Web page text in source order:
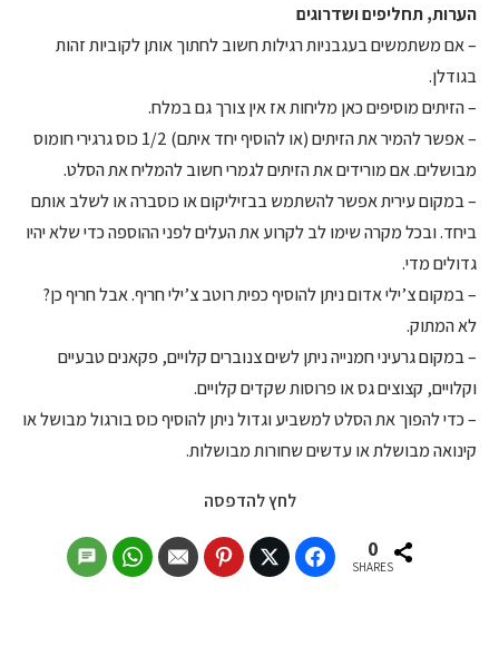
הערות, תחליפים ושדרוגים
– אם משתמשים בעגבניות רגילות חשוב לחתוך אותן לקוביות זהות
בגודלן.
– הזיתים מוסיפים כאן מליחות אז אין צורך גם במלח.
– אפשר להמיר את הזיתים (או להוסיף יחד איתם) 1/2 כוס גרגירי חומוס
מבושלים. אם מורידים את הזיתים לגמרי חשוב להמליח את הסלט.
– במקום עירית אפשר להשתמש בבזיליקום או כוסברה או לשלב אותם
ביחד. ובכל מקרה שימו לב לקרוע את העלים לפני ההוספה כדי שלא יהיו
גדולים מדי.
– במקום צ’ילי אדום ניתן להוסיף כפית רוטב צ’ילי חריף. אבל חריף כן?
לא המתוק.
– במקום גרעיני חמנייה ניתן לשים צנוברים קלויים, פקאנים טבעיים
וקלויים, קצוצים גס או פרוסות שקדים קלויים.
– כדי להפוך את הסלט למשביע וגדול ניתן להוסיף כוס בורגול מבושל או
קינואה מבושלת או עדשים שחורות מבושלות.
לחץ להדפסה
0
SHARES